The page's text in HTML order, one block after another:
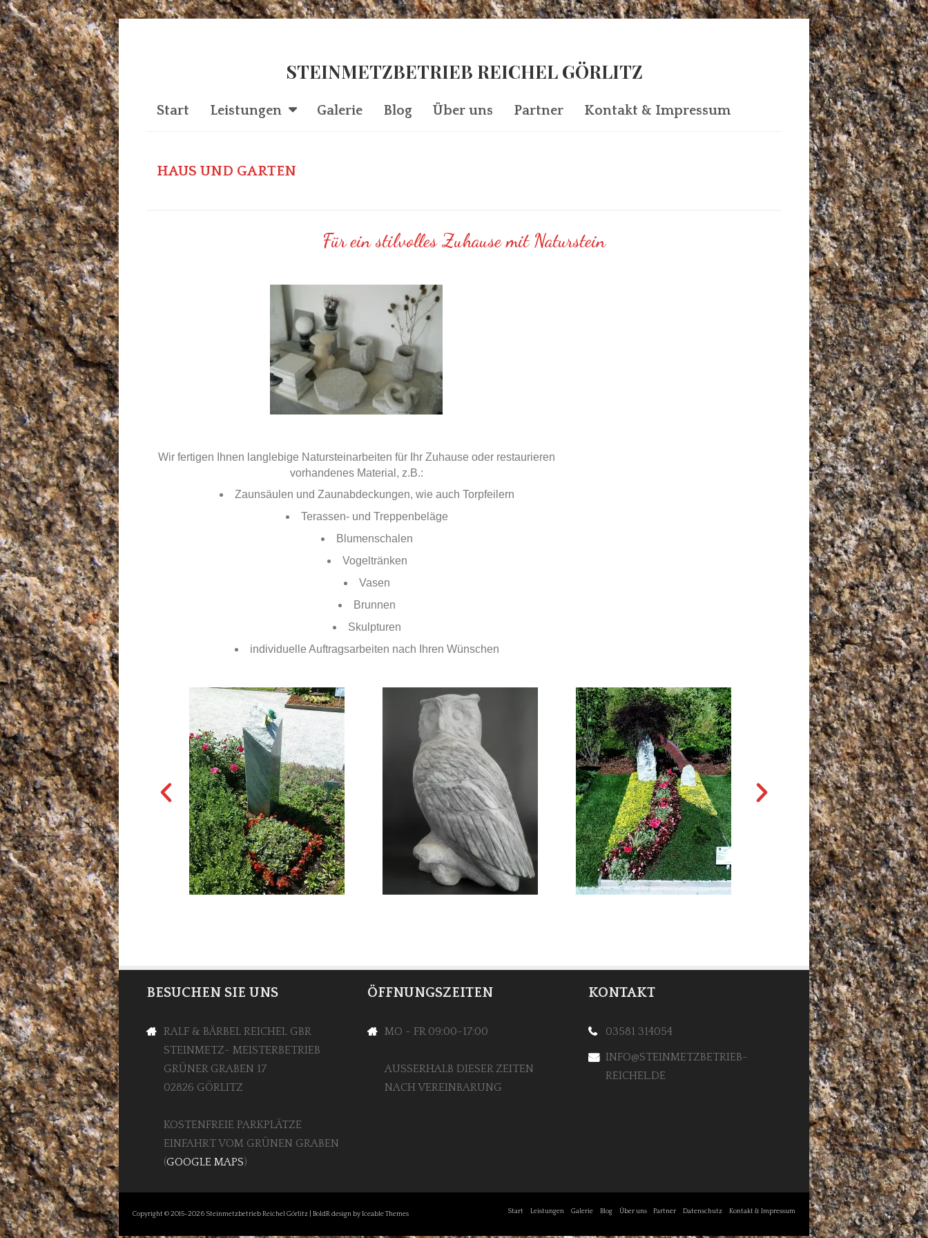
STEINMETZBETRIEB REICHEL GÖRLITZ
Start Leistungen Galerie Blog Über uns Partner Kontakt & Impressum
HAUS UND GARTEN
Für ein stilvolles Zuhause mit Naturstein
Wir fertigen Ihnen langlebige Natursteinarbeiten für Ihr Zuhause oder restaurieren
vorhandenes Material, z.B.:
Zaunsäulen und Zaunabdeckungen, wie auch Torpfeilern
Terassen- und Treppenbeläge
Blumenschalen
Vogeltränken
Vasen
Brunnen
Skulpturen
individuelle Auftragsarbeiten nach Ihren Wünschen
BESUCHEN SIE UNS
RALF & BÄRBEL REICHEL GBR
STEINMETZ- MEISTERBETRIEB
GRÜNER GRABEN 17
02826 GÖRLITZ
KOSTENFREIE PARKPLÄTZE
EINFAHRT VOM GRÜNEN GRABEN
(GOOGLE MAPS)
ÖFFNUNGSZEITEN
MO - FR 09:00-17:00
AUSSERHALB DIESER ZEITEN N
ACH VEREINBARUNG
KONTAKT
03581 314054
INFO@STEINMETZBETRIEB-
REICHEL.DE
Copyright © 2015-2026 Steinmetzbetrieb Reichel Görlitz | BoldR design by Iceable Themes Start Leistungen Galerie Blog Über uns Partner Datenschutz Kontakt & Impressum